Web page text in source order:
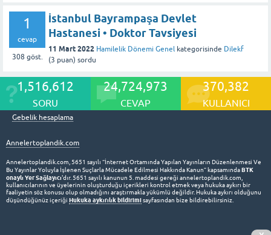
1
cevap
308 göst.
İstanbul Bayrampaşa Devlet
Hastanesi • Doktor Tavsiyesi
11 Mart 2022 Hamilelik Dönemi Genel kategorisinde Dilekf
(3 puan) sordu
1,516,612
SORU
24,724,973
CEVAP
370,382
KULLANICI
Gebelik hesaplama
Annelertoplandik.com
Annelertoplandik.com, 5651 sayılı “İnternet Ortamında Yapılan Yayınların Düzenlenmesi Ve
Bu Yayınlar Yoluyla İşlenen Suçlarla Mücadele Edilmesi Hakkında Kanun” kapsamındaBTK
onaylı Yer Sağlayıcı'dır. 5651 sayılı kanunun 5. maddesi gereği annelertoplandik.com,
kullanıcılarının ve üyelerinin oluşturduğu içerikleri kontrol etmek veya hukuka aykırı bir
faaliyetin söz konusu olup olmadığını araştırmakla yükümlü değildir. Hukuka aykırı olduğunu
düşündüğünüz içeriği Hukuka aykırılık bildirimisayfasından bize bildirebilirsiniz.